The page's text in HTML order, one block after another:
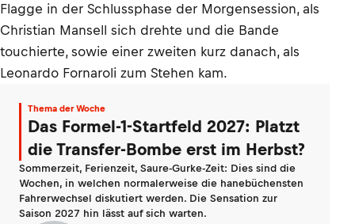
Flagge in der Schlussphase der Morgensession, als
Christian Mansell sich drehte und die Bande
touchierte, sowie einer zweiten kurz danach, als
Leonardo Fornaroli zum Stehen kam.
Thema der Woche
Das Formel-1-Startfeld 2027: Platzt
die Transfer-Bombe erst im Herbst?
Sommerzeit, Ferienzeit, Saure-Gurke-Zeit: Dies sind die
Wochen, in welchen normalerweise die hanebüchensten
Fahrerwechsel diskutiert werden. Die Sensation zur
Saison 2027 hin lässt auf sich warten.